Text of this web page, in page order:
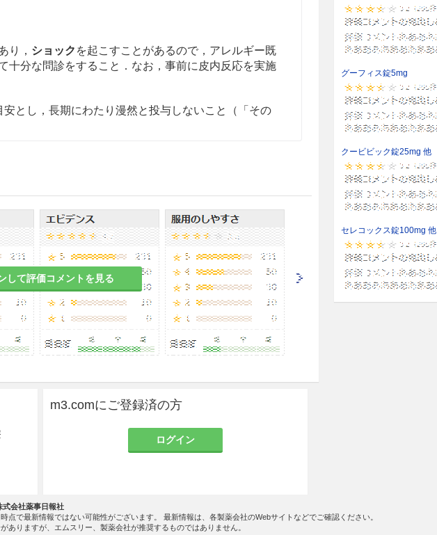
り， ショック を起こすことがあるので，アレルギー既
十分な問診をすること．なお，事前に皮内反応を実施
とし， 長期にわたり漫然と投与しないこと
（「その
ある患者［喘息発作を誘発するおそれがある．］
織・神経等への影響を避けるため，下記の点に注意
わないこと．
．
．
痛を訴えたり血液の逆流をみた場合は直ちに針を抜
ンプルであるが,アンプルのカット部分をエタノール
ることが望ましい．
して評価コメントを見る
m3.comにご登録済の方
ログイン
グーフィス錠5mg
クービビック錠25mg 他
セレコックス錠100mg 他
式会社薬事日報社
点で最新情報ではない可能性がございます。 最新情報は、各製薬会社のWebサイトなどでご確認ください。
ありますが、エムスリー、製薬会社が推奨するものではありません。